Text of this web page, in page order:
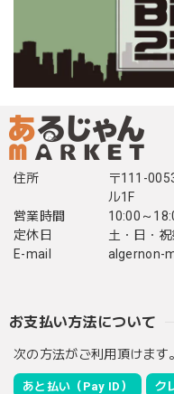
住所
〒111-
ル1F
営業時間
10:00～
定休日
土・日・
E-mail
algernon-
お支払い方法について
次の方法がご利用頂けます。
あと払い（Pay ID） ク